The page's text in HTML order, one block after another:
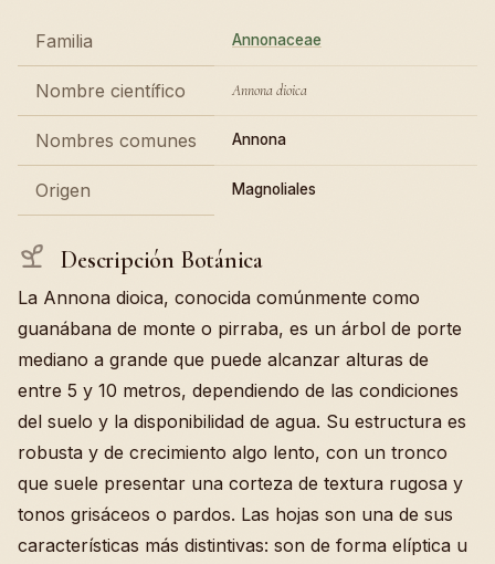
Familia Annonaceae
Nombre científico Annona dioica
Nombres comunes Annona
Origen Magnoliales
Descripción Botánica
La Annona dioica, conocida comúnmente como
guanábana de monte o pirraba, es un árbol de porte
mediano a grande que puede alcanzar alturas de
entre 5 y 10 metros, dependiendo de las condiciones
del suelo y la disponibilidad de agua. Su estructura es
robusta y de crecimiento algo lento, con un tronco
que suele presentar una corteza de textura rugosa y
tonos grisáceos o pardos. Las hojas son una de sus
características más distintivas: son de forma elíptica u